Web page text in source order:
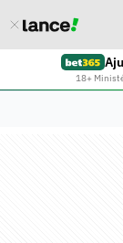
18+